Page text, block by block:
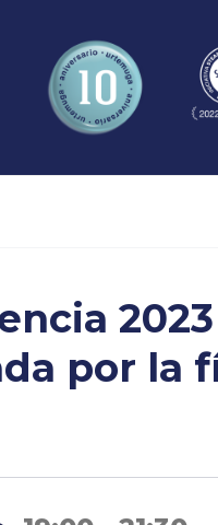
2023
por la